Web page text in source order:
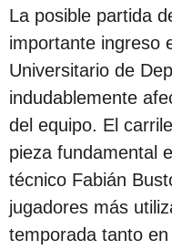
c
a
c
i
ó
n
La posible partida
importante ingreso
Universitario de
indudablemente
del equipo. El
pieza fundamental
técnico Fabián
jugadores más
temporada tanto